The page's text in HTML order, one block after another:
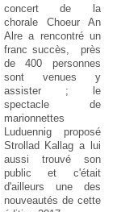
concert de la
chorale Choeur An
Alre a rencontré un
franc succès, près
de 400 personnes
sont venues y
assister ; le
spectacle de
marionnettes
Luduennig proposé
Strollad Kallag a lui
aussi trouvé son
public et c'était
d'ailleurs une des
nouveautés de cette